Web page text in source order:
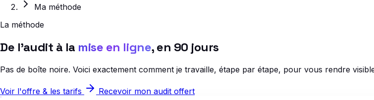
Ma méthode
La méthode
De l'audit à la mise en ligne, en 90 jours
Pas de boîte noire. Voici exactement comment je travaille, étape par étape, pour vous rendre
Voir l'offre & les tarifs
Recevoir mon audit offert